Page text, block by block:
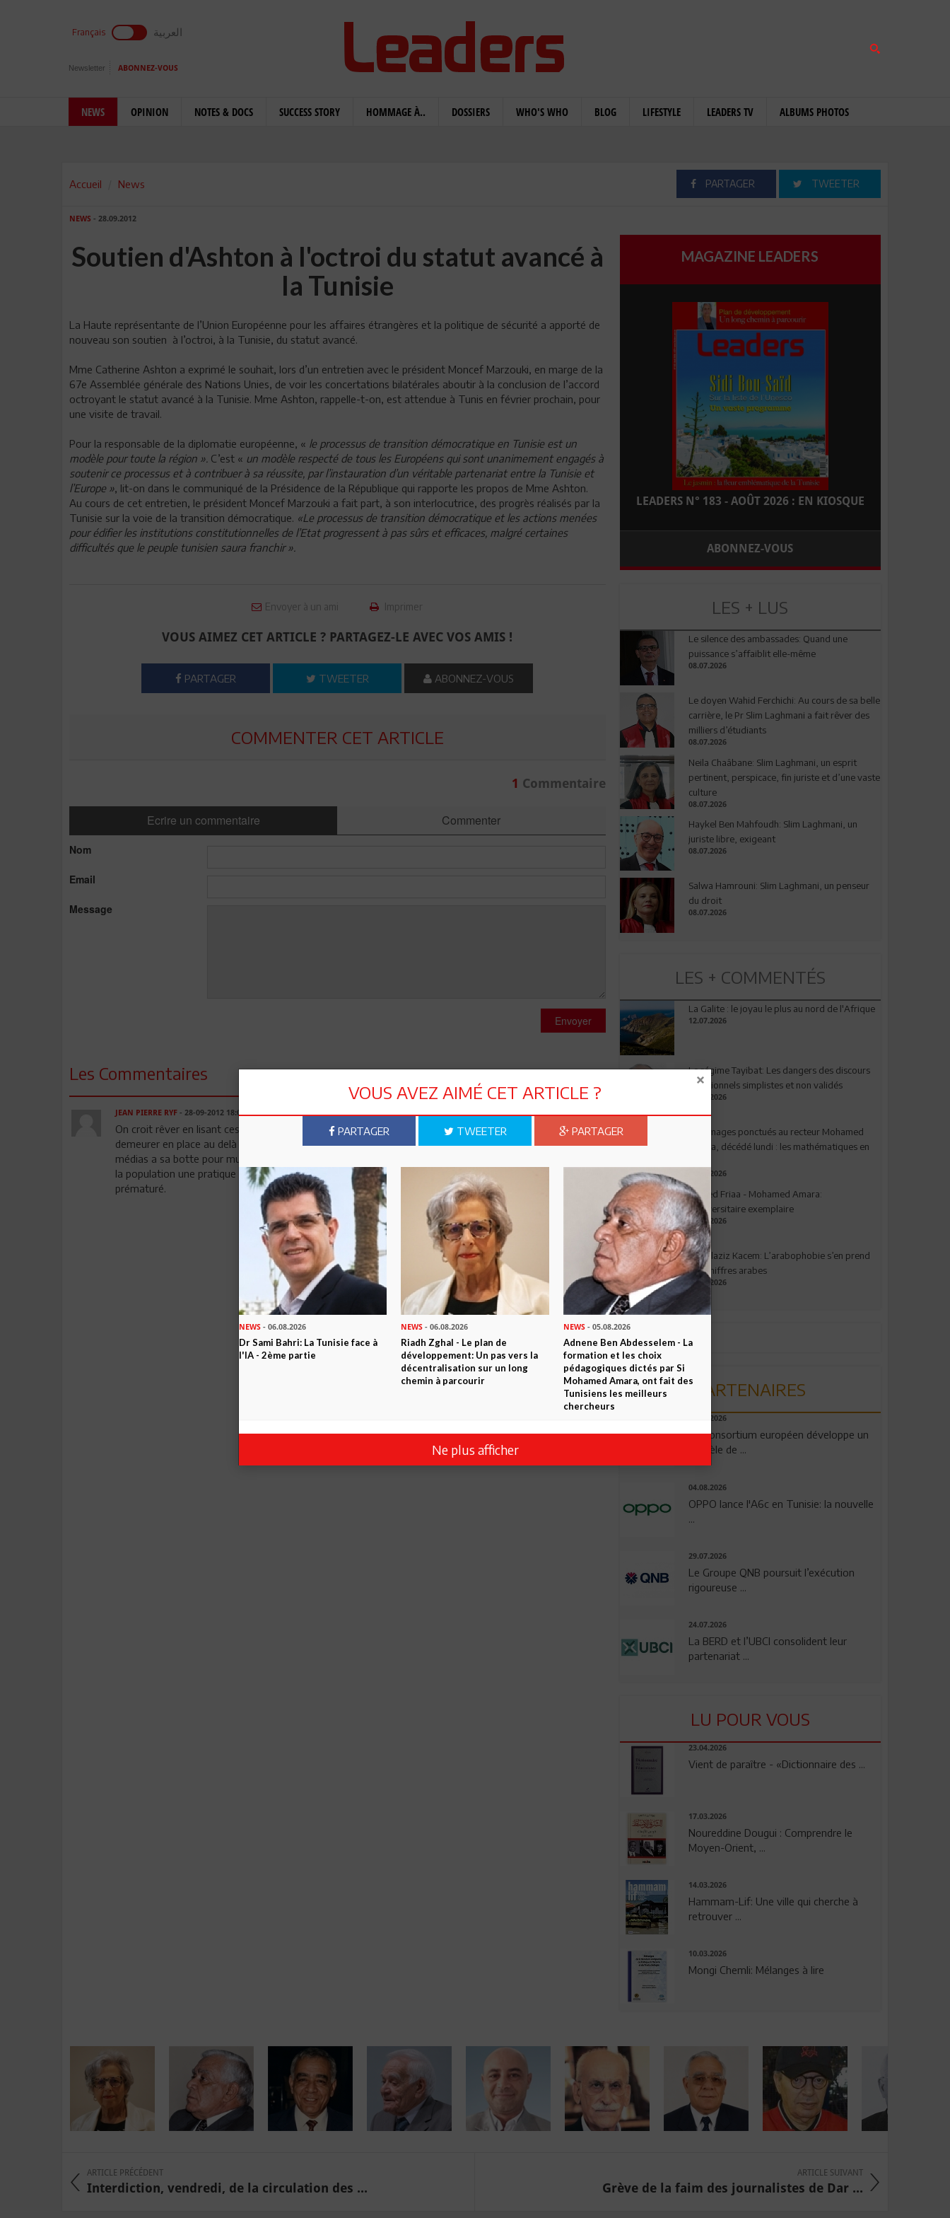
Français العربية
Newsletter ABONNEZ-VOUS
NEWS OPINION NOTES & DOCS SUCCESS STORY HOMMAGE À.. DOSSIERS WHO'S WHO BLOG LIFESTYLE LEADERS TV ALBUMS PHOTOS
Accueil News PARTAGER TWEETER
NEWS - 28.09.2012
Soutien d'Ashton à l'octroi du statut avancé à
la Tunisie
La Haute représentante de l’Union Européenne pour les affaires étrangères et la politique de sécurité a apporté de
nouveau son soutien à l’octroi, à la Tunisie, du statut avancé.
Mme Catherine Ashton a exprimé le souhait, lors d’un entretien avec le président Moncef Marzouki, en marge de la
67e Assemblée générale des Nations Unies, de voir les concertations bilatérales aboutir à la conclusion de l’accord
octroyant le statut avancé à la Tunisie. Mme Ashton, rappelle-t-on, est attendue à Tunis en février prochain, pour
une visite de travail.
Pour la responsable de la diplomatie européenne, « le processus de transition démocratique en Tunisie est un
modèle pour toute la région ». C’est « un modèle respecté de tous les Européens qui sont unanimement engagés à
soutenir ce processus et à contribuer à sa réussite, par l’instauration d’un véritable partenariat entre la Tunisie et
l’Europe », lit-on dans le communiqué de la Présidence de la République qui rapporte les propos de Mme Ashton.
Au cours de cet entretien, le président Moncef Marzouki a fait part, à son interlocutrice, des progrès réalisés par la
Tunisie sur la voie de la transition démocratique. «Le processus de transition démocratique et les actions menées
pour édifier les institutions constitutionnelles de l’Etat progressent à pas sûrs et efficaces, malgré certaines
difficultés que le peuple tunisien saura franchir ».
Envoyer à un ami Imprimer
VOUS AIMEZ CET ARTICLE ? PARTAGEZ-LE AVEC VOS AMIS !
PARTAGER TWEETER ABONNEZ-VOUS
COMMENTER CET ARTICLE
1 Commentaire
Ecrire un commentaire Commenter
Nom
Email
Message
Envoyer
Les Commentaires
JEAN PIERRE RYF- 28-09-2012 18:01
On croit rêver en lisant ces informations. L'Union Européenne ne sait elle pas que le pouvoir veut
demeurer en place au delà du délai pour lequel il a été élu, ne sait elle pas qu'il nomme des dirigeants de
médias a sa botte pour museler le droit d'expression, ne sait elle pas qu'il veut imposer insidieusement a
la population une pratique religieuse qui n'est pas la sienne? Je pense que ce staut est tout a fait
prématuré.
MAGAZINE LEADERS
LEADERS N° 183 - AOÛT 2026 : EN KIOSQUE
ABONNEZ-VOUS
LES + LUS
Le silence des ambassades: Quand une
puissance s’affaiblit elle-même
08.07.2026
Le doyen Wahid Ferchichi: Au cours de sa belle
carrière, le Pr Slim Laghmani a fait rêver des
milliers d’étudiants
08.07.2026
Neila Chaâbane: Slim Laghmani, un esprit
pertinent, perspicace, fin juriste et d’une vaste
culture
08.07.2026
Haykel Ben Mahfoudh: Slim Laghmani, un
juriste libre, exigeant
08.07.2026
Salwa Hamrouni: Slim Laghmani, un penseur
du droit
08.07.2026
LES + COMMENTÉS
La Galite : le joyau le plus au nord de l'Afrique
12.07.2026
Le régime Tayibat: Les dangers des discours
nutritionnels simplistes et non validés
09.07.2026
Hommages ponctués au recteur Mohamed
Amara, décédé lundi : les mathématiques en
03.08.2026
Ahmed Friaa - Mohamed Amara:
l’Universitaire exemplaire
04.08.2026
Abdelaziz Kacem: L’arabophobie s’en prend
aux chiffres arabes
09.07.2026
PARTENAIRES
06.08.2026
Un consortium européen développe un
modèle de ...
04.08.2026
OPPO lance l'A6c en Tunisie: la nouvelle
29.07.2026
Le Groupe QNB poursuit l’exécution
rigoureuse ...
24.07.2026
La BERD et l’UBCI consolident leur
partenariat ...
LU POUR VOUS
23.04.2026
Vient de paraître - «Dictionnaire des ...
17.03.2026
Noureddine Dougui : Comprendre le
Moyen-Orient, ...
14.03.2026
Hammam-Lif: Une ville qui cherche à
retrouver ...
10.03.2026
Mongi Chemli: Mélanges à lire
ARTICLE PRÉCÉDENT
Interdiction, vendredi, de la circulation des ...
ARTICLE SUIVANT
Grève de la faim des journalistes de Dar ...
VOUS AVEZ AIMÉ CET ARTICLE ?
PARTAGER TWEETER PARTAGER
NEWS - 06.08.2026
Dr Sami Bahri: La Tunisie face à
l'IA - 2ème partie
NEWS - 06.08.2026
Riadh Zghal - Le plan de
développement: Un pas vers la
décentralisation sur un long
chemin à parcourir
NEWS- 05.08.2026
Adnene Ben Abdesselem - La
formation et les choix
pédagogiques dictés par Si
Mohamed Amara, ont fait des
Tunisiens les meilleurs
chercheurs
Ne plus afficher